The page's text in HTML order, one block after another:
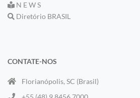
N E W S
Diretório BRASIL
CONTATE-NOS
Florianópolis, SC (Brasil)